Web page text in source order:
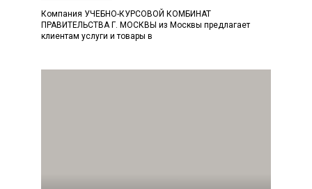
Компания УЧЕБНО-КУРСОВОЙ КОМБИНАТ
ПРАВИТЕЛЬСТВА Г. МОСКВЫ из Москвы предлагает
клиентам услуги и товары в